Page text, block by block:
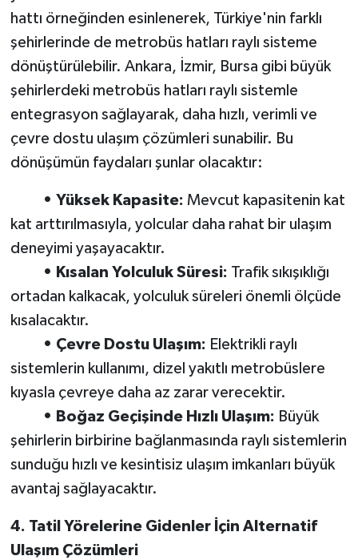
hattı örneğinden esinlenerek, Türkiye'nin farklı
şehirlerinde de metrobüs hatları raylı sisteme
dönüştürülebilir. Ankara, İzmir, Bursa gibi büyük
şehirlerdeki metrobüs hatları raylı sistemle
entegrasyon sağlayarak, daha hızlı, verimli ve
çevre dostu ulaşım çözümleri sunabilir. Bu
dönüşümün faydaları şunlar olacaktır:
• Yüksek Kapasite: Mevcut kapasitenin kat
kat arttırılmasıyla, yolcular daha rahat bir ulaşım
deneyimi yaşayacaktır.
• Kısalan Yolculuk Süresi: Trafik sıkışıklığı
ortadan kalkacak, yolculuk süreleri önemli ölçüde
kısalacaktır.
• Çevre Dostu Ulaşım: Elektrikli raylı
sistemlerin kullanımı, dizel yakıtlı metrobüslere
kıyasla çevreye daha az zarar verecektir.
• Boğaz Geçişinde Hızlı Ulaşım: Büyük
şehirlerin birbirine bağlanmasında raylı sistemlerin
sunduğu hızlı ve kesintisiz ulaşım imkanları büyük
avantaj sağlayacaktır.
4. Tatil Yörelerine Gidenler İçin Alternatif
Ulaşım Çözümleri